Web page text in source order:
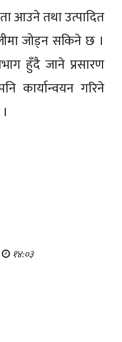
आउने तथा उत्पादित
जोड्न सकिने छ ।
हुँदै जाने प्रसारण
कार्यान्वयन गरिने
१४:०३